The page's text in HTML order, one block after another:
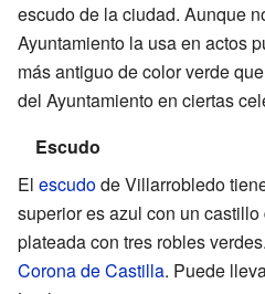
escudo de la ciudad. Aunque
Ayuntamiento la usa en actos
más antiguo de color verde
del Ayuntamiento en ciertas
Escudo
El escudode Villarrobledo
superior es azul con un
plateada con tres robles
Corona de Castilla. Puede